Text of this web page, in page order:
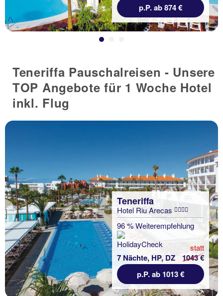
p.P. ab 874 €
Teneriffa Pauschalreisen - Unsere
TOP Angebote für 1 Woche Hotel
inkl. Flug
Previous
Teneriffa
Hotel Riu Arecas
96 % Weiterempfehlung
7 Nächte, HP, DZ
statt
1043 €
p.P. ab 1013 €